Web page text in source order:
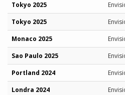
Tokyo 2025
Tokyo 2025
Monaco 2025
Sao Paulo 2025
Portland 2024
Londra 2024